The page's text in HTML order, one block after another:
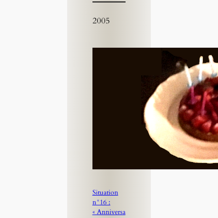
2005
Situation
n°16 :
« Anniversa